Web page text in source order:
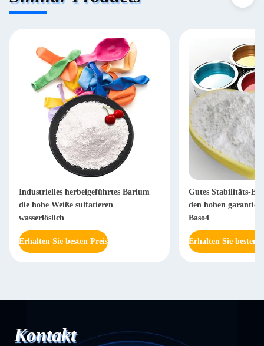
Industrielles herbeigeführtes Barium
die hohe Weiße sulfatieren
wasserlöslich
Erhalten Sie besten Preis
Gutes Stabilitäts-
den hohen
Baso4
Erhalten Sie besten
Kontakt